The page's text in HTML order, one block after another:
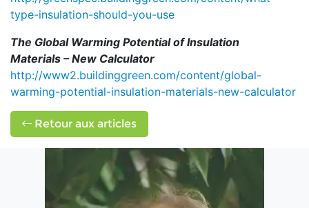
type-insulation-should-you-use
The Global Warming Potential of Insulation
Materials – New Calculator
http://www2.buildinggreen.com/content/global-
warming-potential-insulation-materials-new-calculator
Retour aux articles